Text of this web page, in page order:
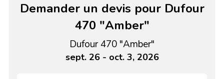
Demander un devis pour Dufour
470 "Amber"
Dufour 470 "Amber"
sept. 26 - oct. 3, 2026